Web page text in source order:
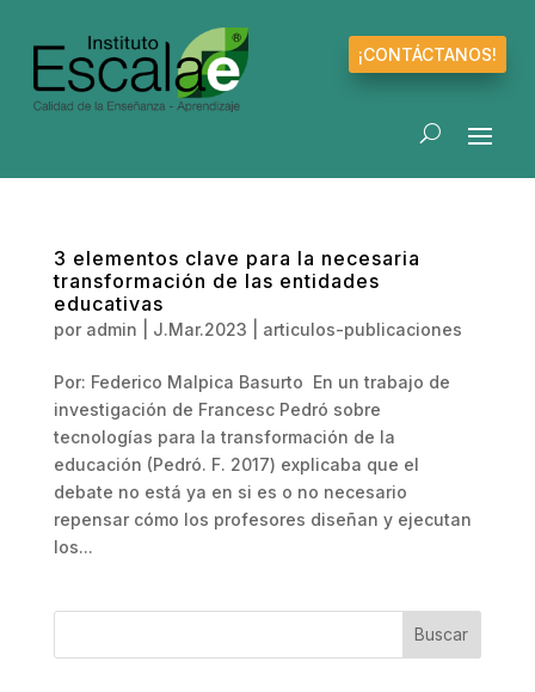
¡CONTÁCTANOS!
3 elementos clave para la necesaria
transformación de las entidades
educativas
por admin J.Mar.2023 articulos-publicaciones
Por: Federico Malpica Basurto En un trabajo de
investigación de Francesc Pedró sobre
tecnologías para la transformación de la
educación (Pedró. F. 2017) explicaba que el
debate no está ya en si es o no necesario
repensar cómo los profesores diseñan y ejecutan
los...
Buscar